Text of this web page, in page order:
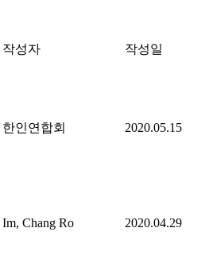
작성자 작성일
한인연합회 2020.05.15
Im, Chang Ro 2020.04.29